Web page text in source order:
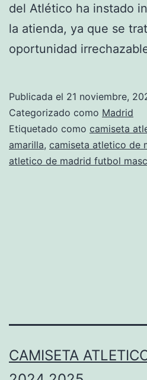
del Atlético ha instado
la atienda, ya que se
oportunidad
Publicada el 21 noviembre,
Categorizado como Madrid
Etiquetado como camiseta
amarilla, camiseta atletico de
atletico de madrid futbol
CAMISETA